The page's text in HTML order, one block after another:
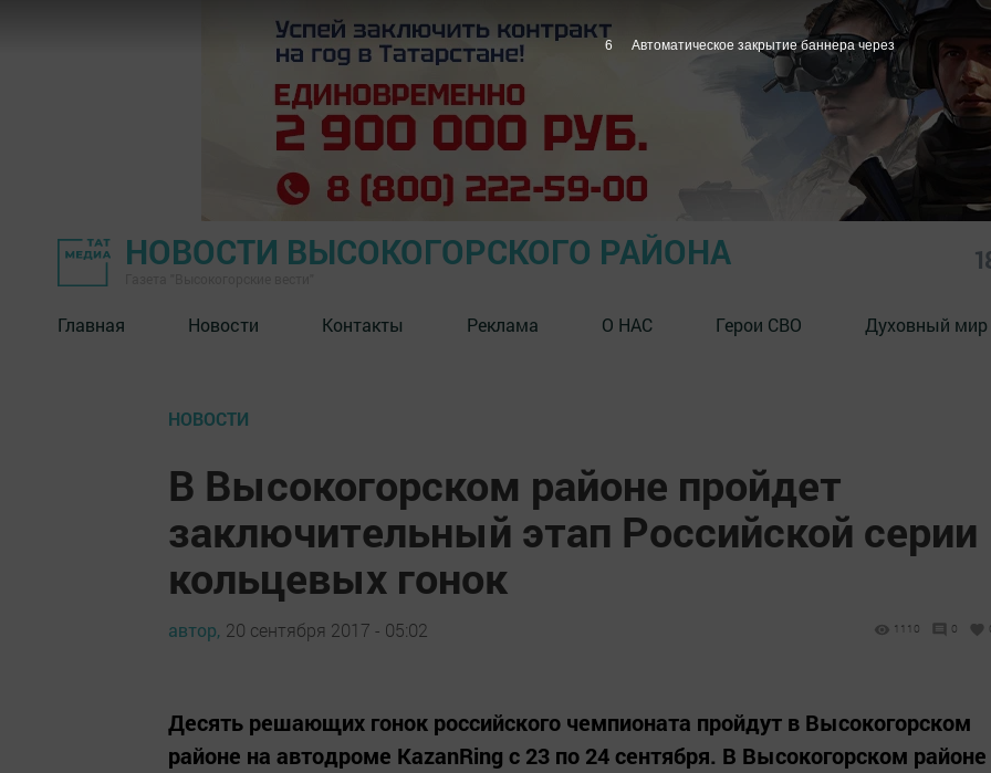
НОВОСТИ ВЫСОКОГОРСКОГО РАЙОНА
Главная Новости Контакты Реклама О НАС Герои СВО Духовный мир
НОВОСТИ
В Высокогорском районе пройдет
заключительный этап Российской серии
кольцевых гонок
автор, 20 сентября 2017 - 05:02 1110 0
Десять решающих гонок российского чемпионата пройдут в Высокогорском
районе на автодроме KazanRing с 23 по 24 сентября. В Высокогорском районе
5 Автоматическое закрытие баннера через